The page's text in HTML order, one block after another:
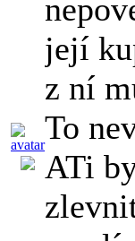
její
z ní
To
ATi